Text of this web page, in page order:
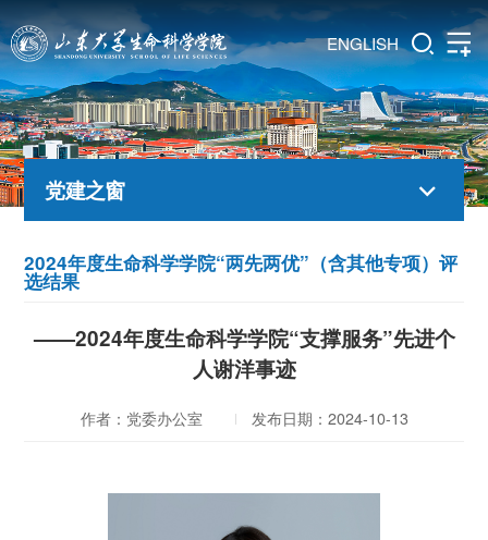
ENGLISH
党建之窗
2024年度生命科学学院“两先两优”（含其他专项）评
选结果
——2024年度生命科学学院“支撑服务”先进个
人谢洋事迹
作者：党委办公室 发布日期：2024-10-13